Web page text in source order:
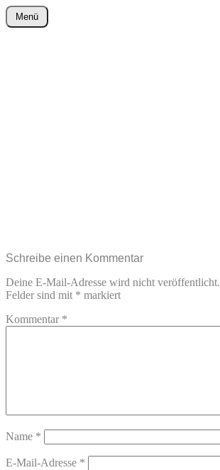
wurster-cartoon-blog.de
Menü
Zum
Inhalt
Schreibe einen Kommentar
Deine E-Mail-Adresse wird nicht veröffentlicht.
Felder sind mit * markiert
Kommentar *
Name *
E-Mail-Adresse *